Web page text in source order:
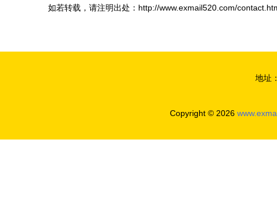
如若转载，请注明出处：http://www.exmail520.com/
地址
Copyright © 2026